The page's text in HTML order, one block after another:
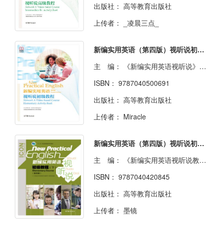
出版社： 高等教育出版社
上传者：
_凌晨三点_
新编实用英语（第四版）视听说初级教程
主 编：
《新编实用英语视听说》教材改编组
ISBN： 9787040500691
出版社： 高等教育出版社
上传者： Miracle
新编实用英语（第四版）视听说初级教程（上下）
主 编：
《新编实用英语视听说教程》教材改编组
ISBN： 9787040420845
出版社： 高等教育出版社
上传者： 墨镜